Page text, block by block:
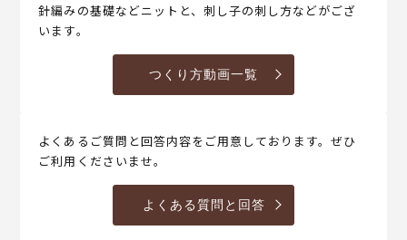
針編みの基礎などニットと、刺し子の刺し方などがござ
います。
つくり方動画一覧
よくあるご質問と回答内容をご用意しております。ぜひ
ご利用くださいませ。
よくある質問と回答